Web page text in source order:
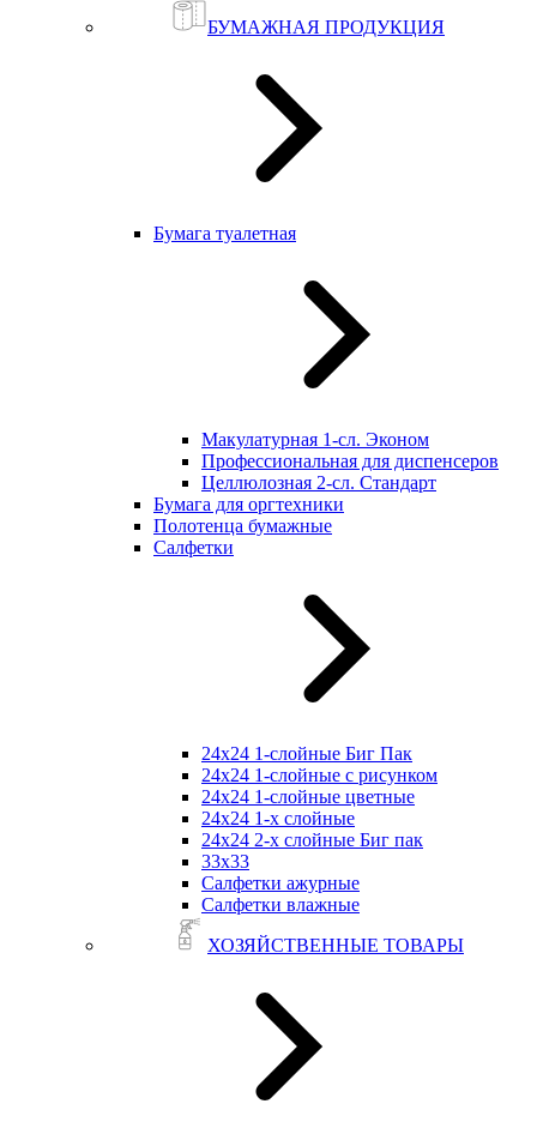
БУМАЖНАЯ ПРОДУКЦИЯ
Бумага туалетная
Макулатурная 1-сл. Эконом
Профессиональная для диспенсеров
Целлюлозная 2-сл. Стандарт
Бумага для оргтехники
Полотенца бумажные
Салфетки
24х24 1-слойные Биг Пак
24х24 1-слойные с рисунком
24х24 1-слойные цветные
24х24 1-х слойные
24х24 2-х слойные Биг пак
33х33
Салфетки ажурные
Салфетки влажные
ХОЗЯЙСТВЕННЫЕ ТОВАРЫ